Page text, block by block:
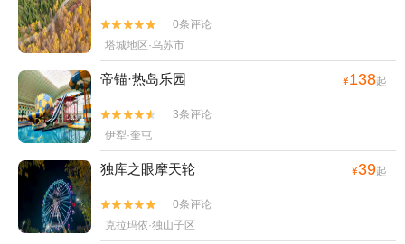


0条评论
塔城地区·乌苏市
帝锚·热岛乐园 ¥138起


3条评论
伊犁·奎屯
独库之眼摩天轮 ¥39起


0条评论
克拉玛依·独山子区